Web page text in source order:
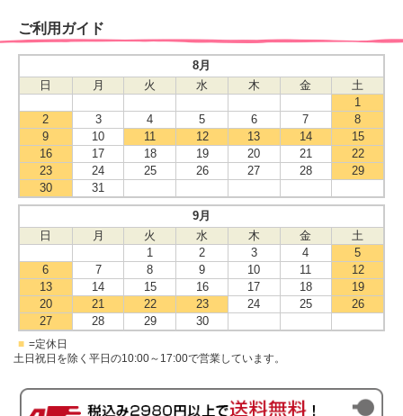
ご利用ガイド
8月
日
月 火 水 木 金
土
1
2
3 4 5 6 7
8
9
10 11 12 13 14
15
16
17 18 19 20 21
22
23
24 25 26 27 28
29
30
31
9月
日
月 火 水 木 金
土
1
2 3 4
5
6
7 8 9 10 11
12
13
14 15 16 17 18
19
20
21 22 23 24 25
26
27
28 29 30
■ =定休日
土日祝日を除く平日の10:00～17:00で営業しています。